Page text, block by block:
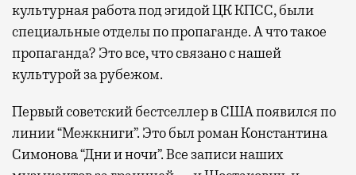
культурная работа под эгидой ЦК КПСС, были
специальные отделы по пропаганде. А что такое
пропаганда? Это все, что связано с нашей
культурой за рубежом.
Первый советский бестселлер в США появился по
линии “Межкниги”. Это был роман Константина
Симонова “Дни и ночи”. Все записи наших